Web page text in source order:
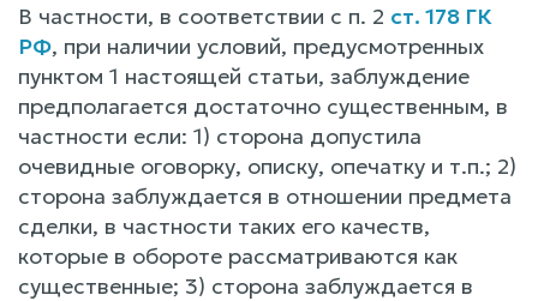
В частности, в соответствии с п. 2 ст. 178 ГК
РФ, при наличии условий, предусмотренных
пунктом 1 настоящей статьи, заблуждение
предполагается достаточно существенным, в
частности если: 1) сторона допустила
очевидные оговорку, описку, опечатку и т.п.; 2)
сторона заблуждается в отношении предмета
сделки, в частности таких его качеств,
которые в обороте рассматриваются как
существенные; 3) сторона заблуждается в